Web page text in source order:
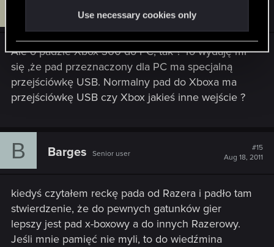
Use necessary cookies only
Forum veteran
Ale o padzie Xbox 360 do PC, tak ? To wydaję mi
się ,że pad przeznaczony dla PC ma specjalną
przejściówkę USB. Normalny pad do Xboxa ma
przejściówkę USB czy Xbox jakieś inne wejście ?
B Barges Senior user
#15
Aug 18, 2011
kiedyś czytałem reckę pada od Razera i padło tam
stwierdzenie, że do pewnych gatunków gier
lepszy jest pad x-boxowy a do innych Razerowy.
Jeśli mnie pamięć nie myli, to do wiedźmina